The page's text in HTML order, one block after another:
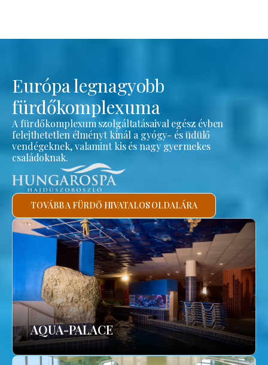
Európa legnagyobb
fürdőkomplexuma
A fürdőkomplexum szolgáltatásaival egész évben
felejthetetlen élményt kínál a gyógy- és üdülő
vendégeknek, valamint kis és nagy gyermekes
családoknak.
TOVÁBB A FÜRDŐ HIVATALOS OLDALÁRA
AQUA-PALACE